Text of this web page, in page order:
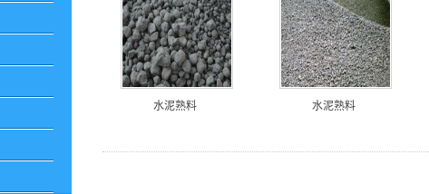
水泥熟料 水泥熟料